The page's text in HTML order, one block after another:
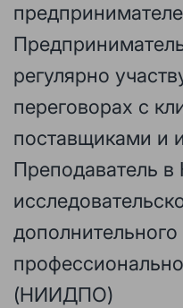
регулярно
переговорах с
поставщиками и
Преподаватель
(НИИДПО)